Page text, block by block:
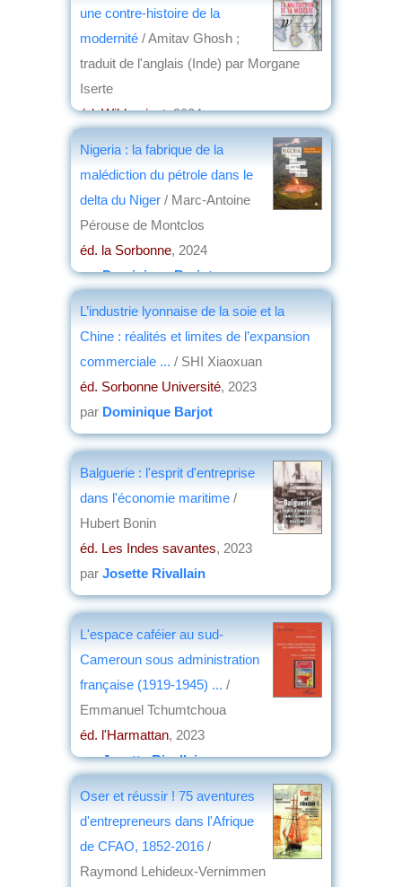
une contre-histoire de la
modernité / Amitav Ghosh ;
traduit de l'anglais (Inde) par Morgane
Iserte
éd. Wildproject, 2024
Nigeria : la fabrique de la
malédiction du pétrole dans le
delta du Niger / Marc-Antoine
Pérouse de Montclos
éd. la Sorbonne, 2024
parDominique Barjot
L’industrie lyonnaise de la soie et la
Chine : réalités et limites de l’expansion
commerciale ... / SHI Xiaoxuan
éd. Sorbonne Université, 2023
par Dominique Barjot
Balguerie : l'esprit d'entreprise
dans l'économie maritime /
Hubert Bonin
éd. Les Indes savantes, 2023
par Josette Rivallain
L'espace caféier au sud-
Cameroun sous administration
française (1919-1945) ... /
Emmanuel Tchumtchoua
éd. l'Harmattan, 2023
parJosette Rivallain
Oser et réussir ! 75 aventures
d'entrepreneurs dans l'Afrique
de CFAO, 1852-2016 /
Raymond Lehideux-Vernimmen